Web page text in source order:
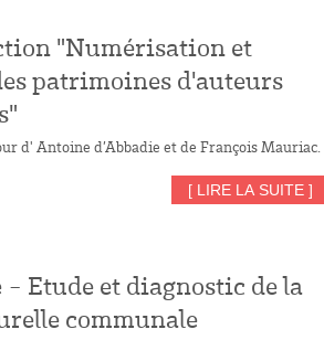
"Numérisation et
patrimoines d'auteurs
d' Antoine d’Abbadie et de François Mauriac.
[ LIRE LA SUITE ]
Etude et diagnostic de la
communale